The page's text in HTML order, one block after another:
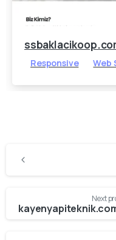
Responsive Web
Reading
Next